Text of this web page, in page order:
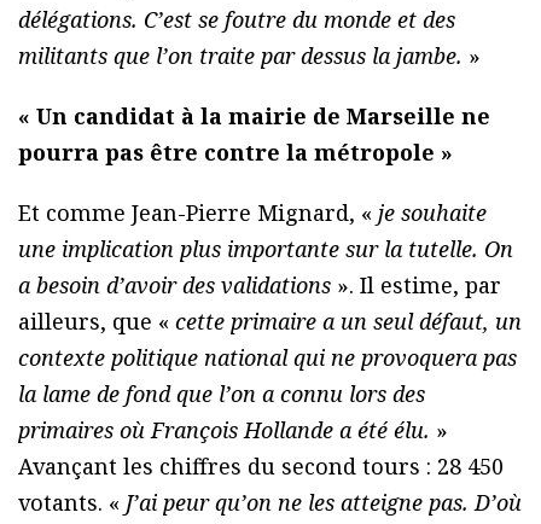
délégations. C’est se foutre du monde et des
militants que l’on traite par dessus la jambe. »
« Un candidat à la mairie de Marseille ne
pourra pas être contre la métropole »
Et comme Jean-Pierre Mignard, « je souhaite
une implication plus importante sur la tutelle. On
a besoin d’avoir des validations ». Il estime, par
ailleurs, que « cette primaire a un seul défaut, un
contexte politique national qui ne provoquera pas
la lame de fond que l’on a connu lors des
primaires où François Hollande a été élu. »
Avançant les chiffres du second tours : 28 450
votants. « J’ai peur qu’on ne les atteigne pas. D’où